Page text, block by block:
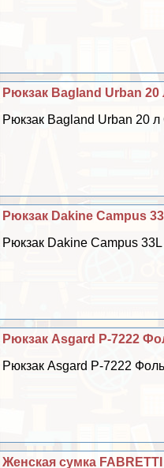
Рюкзак Bagland Urban
Рюкзак Bagland Urban 20
Рюкзак Dakine Campus
Рюкзак Dakine Campus 33L
Рюкзак Asgard Р-7222
Рюкзак Asgard Р-7222
Женская сумка